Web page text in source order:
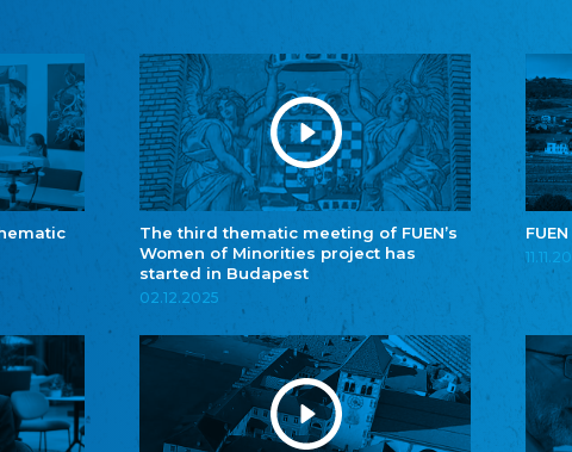
The third thematic meeting of FUEN’s
Women of Minorities project has
started in Budapest
02.12.2025